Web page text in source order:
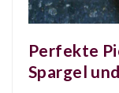
Perfekte
Spargel